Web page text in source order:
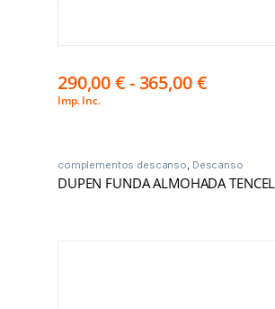
290,00€-365,00€
Imp. Inc.
complementos descanso, Descanso
DUPEN FUNDA ALMOHADA TENCEL